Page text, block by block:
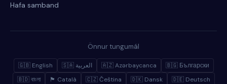
Hafa samband
Önnur tungumál
🇬🇧 English 🇸🇦 العربية 🇦🇿 Azərbaycanca
🇧🇬 Български
🇧🇩 বাংলা
🏴 Català 🇨🇿 Čeština 🇩🇰 Dansk
🇩🇪 Deutsch